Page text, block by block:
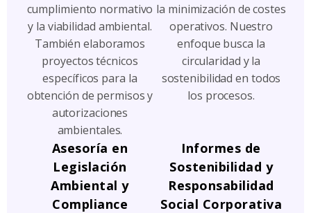
cumplimiento normativo
y la viabilidad ambiental.
También elaboramos
proyectos técnicos
específicos para la
obtención de permisos y
autorizaciones
ambientales.
la minimización de costes
operativos. Nuestro
enfoque busca la
circularidad y la
sostenibilidad en todos
los procesos.
Asesoría en
Legislación
Ambiental y
Compliance
Informes de
Sostenibilidad y
Responsabilidad
Social Corporativa